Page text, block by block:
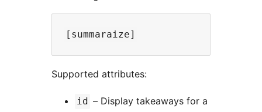
Supported attributes:
id – Display takeaways for a